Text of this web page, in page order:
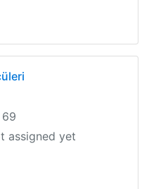
assigned yet